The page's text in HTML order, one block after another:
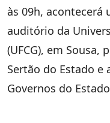
às 09h, acontecerá
auditório da
(UFCG), em Sousa,
Sertão do Estado e
Governos do